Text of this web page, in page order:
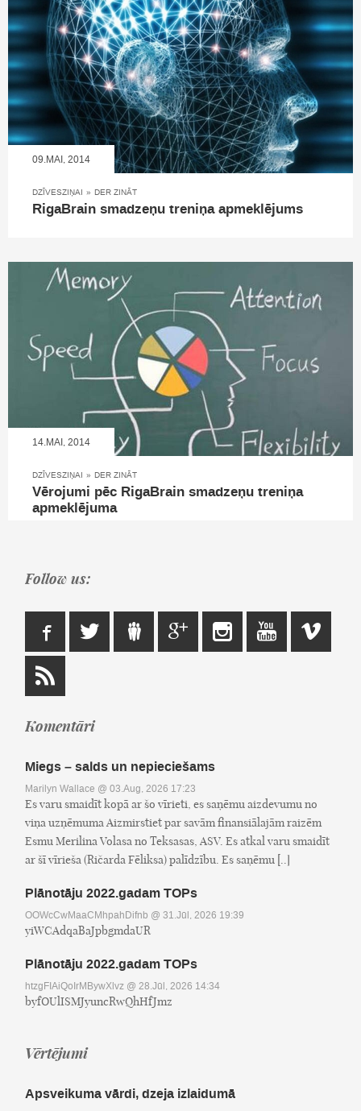
09.MAI, 2014
DZĪVESZIŅAI » DER ZINĀT
RigaBrain smadzeņu treniņa apmeklējums
14.MAI, 2014
DZĪVESZIŅAI » DER ZINĀT
Vērojumi pēc RigaBrain smadzeņu treniņa
apmeklējuma
Follow us:
Komentāri
Miegs – salds un nepieciešams
Marilyn Wallace @ 03.Aug, 2026 17:23
Es varu smaidīt kopā ar šo vīrieti, es saņēmu aizdevumu no
viņa uzņēmuma Aizmirstiet par savām finansiālajām raizēm
Esmu Merilina Volasa no Teksasas, ASV. Es atkal varu smaidīt
ar šī vīrieša (Ričarda Fēliksa) palīdzību. Es saņēmu [..]
Plānotāju 2022.gadam TOPs
OOWcCwMaaCMhpahDifnb @ 31.Jūl, 2026 19:39
yiWCAdqaBaJpbgmdaUR
Plānotāju 2022.gadam TOPs
htzgFIAiQoIrMBywXlvz @ 28.Jūl, 2026 14:34
byfOUlISMJyuncRwQhHfJmz
Vērtējumi
Apsveikuma vārdi, dzeja izlaidumā